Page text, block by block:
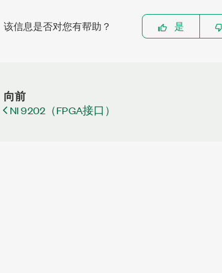
该信息是否对您有帮助？ 是
向前
NI 9202（FPGA接口）